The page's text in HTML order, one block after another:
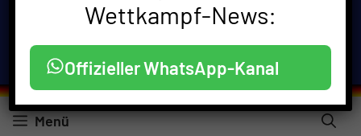
Menü
Wettkampf-News:
Offizieller WhatsApp-Kanal